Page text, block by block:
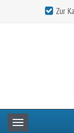
Zur
Toggle navigation